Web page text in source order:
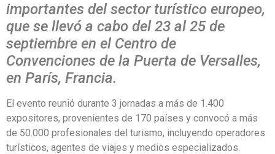
importantes del sector turístico europeo,
que se llevó a cabo del 23 al 25 de
septiembre en el Centro de
Convenciones de la Puerta de Versalles,
en París, Francia.
El evento reunió durante 3 jornadas a más de 1.400
expositores, provenientes de 170 países y convocó a más
de 50.000 profesionales del turismo, incluyendo operadores
turísticos, agentes de viajes y medios especializados.